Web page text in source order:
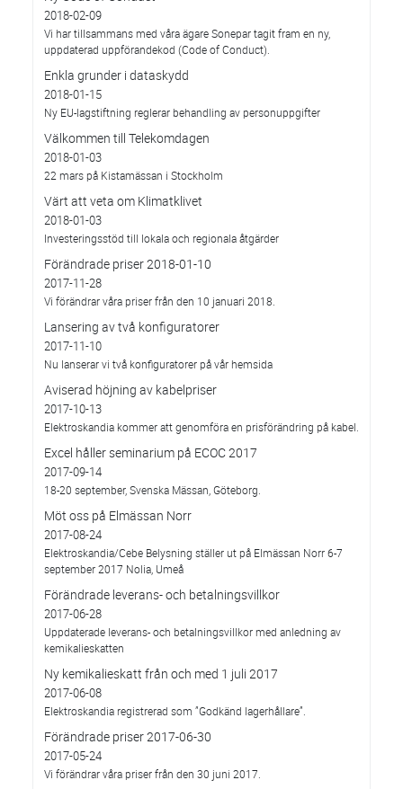
2018-02-09
Vi har tillsammans med våra ägare Sonepar tagit fram en ny,
uppdaterad uppförandekod (Code of Conduct).
Enkla grunder i dataskydd
2018-01-15
Ny EU-lagstiftning reglerar behandling av personuppgifter
Välkommen till Telekomdagen
2018-01-03
22 mars på Kistamässan i Stockholm
Värt att veta om Klimatklivet
2018-01-03
Investeringsstöd till lokala och regionala åtgärder
Förändrade priser 2018-01-10
2017-11-28
Vi förändrar våra priser från den 10 januari 2018.
Lansering av två konfiguratorer
2017-11-10
Nu lanserar vi två konfiguratorer på vår hemsida
Aviserad höjning av kabelpriser
2017-10-13
Elektroskandia kommer att genomföra en prisförändring på kabel.
Excel håller seminarium på ECOC 2017
2017-09-14
18-20 september, Svenska Mässan, Göteborg.
Möt oss på Elmässan Norr
2017-08-24
Elektroskandia/Cebe Belysning ställer ut på Elmässan Norr 6-7
september 2017 Nolia, Umeå
Förändrade leverans- och betalningsvillkor
2017-06-28
Uppdaterade leverans- och betalningsvillkor med anledning av
kemikalieskatten
Ny kemikalieskatt från och med 1 juli 2017
2017-06-08
Elektroskandia registrerad som ”Godkänd lagerhållare”.
Förändrade priser 2017-06-30
2017-05-24
Vi förändrar våra priser från den 30 juni 2017.